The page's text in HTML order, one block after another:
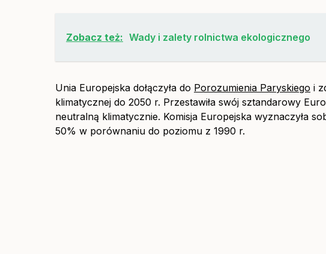
Zobacz też: Wady i zalety rolnictwa ekologicznego
Unia Europejska dołączyła do Porozumienia Paryskiego i
klimatycznej do 2050 r. Przestawiła swój sztandarowy
neutralną klimatycznie. Komisja Europejska wyznaczyła
50% w porównaniu do poziomu z 1990 r.